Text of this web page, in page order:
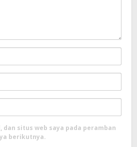
dan situs web saya pada peramban
berikutnya.